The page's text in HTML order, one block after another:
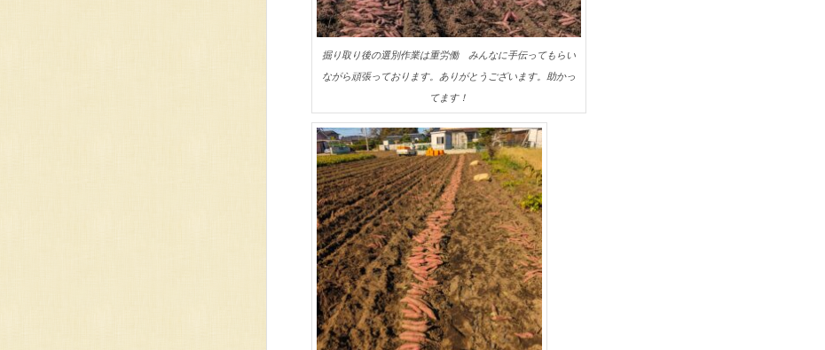
掘り取り後の選別作業は重労働 みんなに手伝ってもらい
ながら頑張っております。ありがとうございます。助かっ
てます！